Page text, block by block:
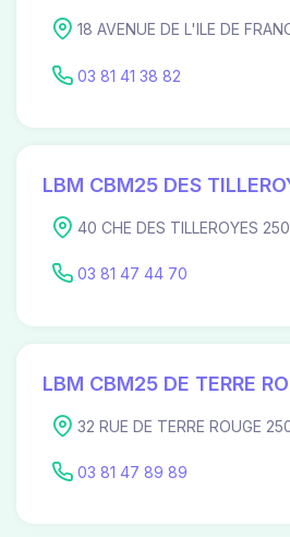
18 AVENUE DE L'ILE DE
03 81 41 38 82
LBM CBM25 DES
40 CHE DES TILLEROYES
03 81 47 44 70
LBM CBM25 DE TERRE
32 RUE DE TERRE ROUGE
03 81 47 89 89